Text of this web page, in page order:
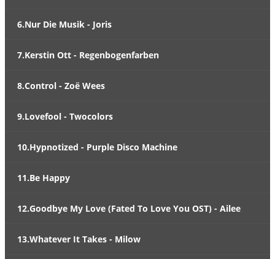
6.Nur Die Musik - Joris
7.Kerstin Ott - Regenbogenfarben
8.Control - Zoë Wees
9.Lovefool - Twocolors
10.Hypnotized - Purple Disco Machine
11.Be Happy
12.Goodbye My Love (Fated To Love You OST) - Ailee
13.Whatever It Takes - Milow